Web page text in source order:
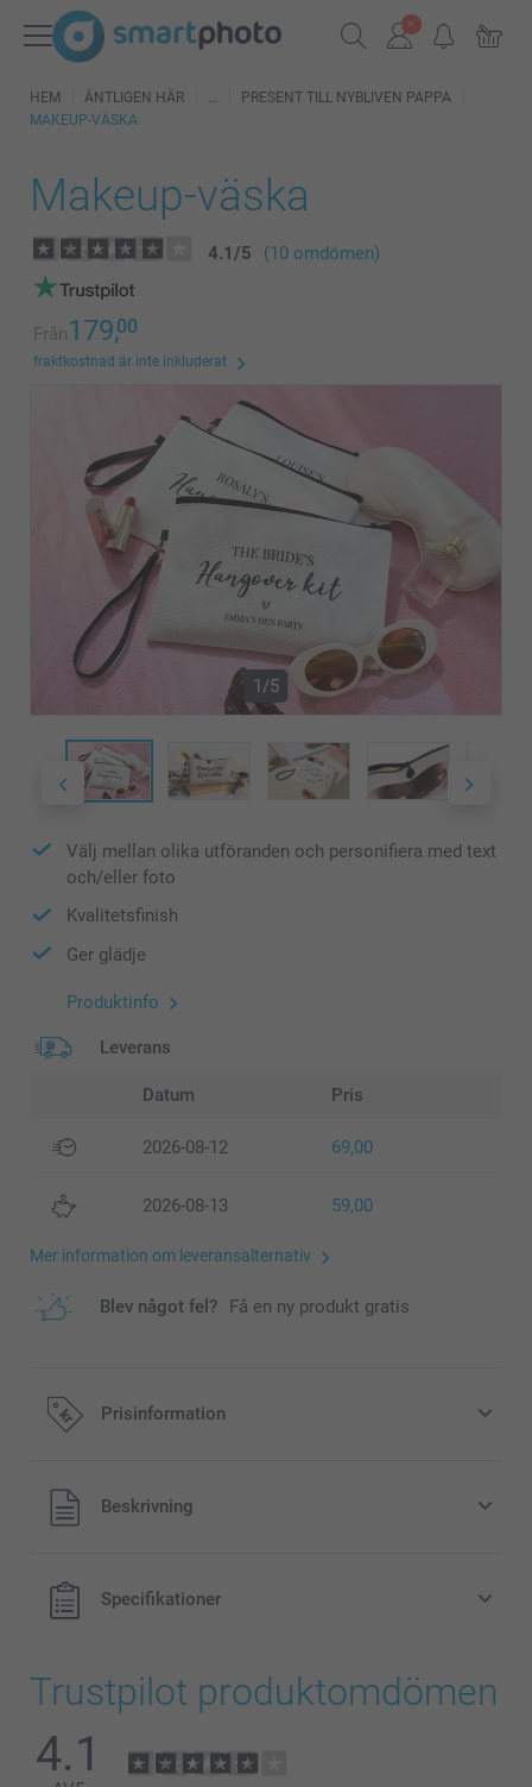
HEM ÄNTLIGEN HÄR
PRESENT TILL NYBLIVEN PAPPA
MAKEUP-VÄSKA
Makeup-väska
4.1/5 (10 omdömen)
Från179,00
fraktkostnad är inte inkluderat
1/5
Välj mellan olika utföranden och personifiera med text
och/eller foto
Kvalitetsfinish
Ger glädje
Produktinfo
Leverans
Datum Pris
2026-08-12 69,00
2026-08-13 59,00
Mer information om leveransalternativ
Blev något fel? Få en ny produkt gratis
Prisinformation
Alla priser är i svenska kronor (SEK), inklusive moms och
exklusive porto.
Beskrivning
Specifikationer
Trustpilot produktomdömen
4.1